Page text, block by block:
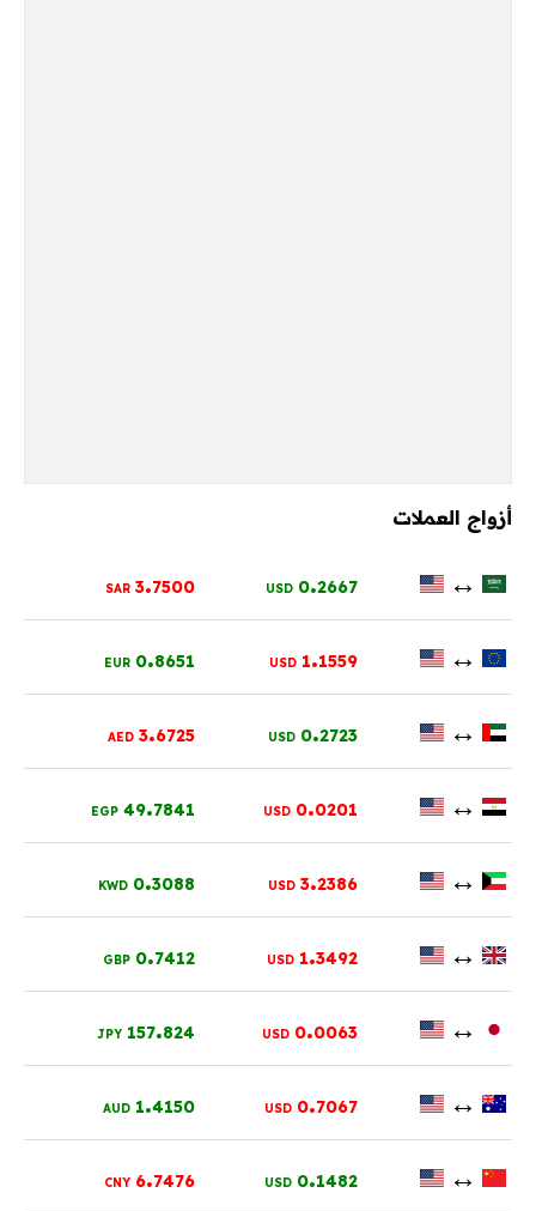
أزواج العملات
↔
0.2667
USD
3.7500
SAR
↔
1.1559
USD
0.8651
EUR
↔
0.2723
USD
3.6725
AED
↔
0.0201
USD
49.7841
EGP
↔
3.2386
USD
0.3088
KWD
↔
1.3492
USD
0.7412
GBP
↔
0.0063
USD
157.824
JPY
↔
0.7067
USD
1.4150
AUD
↔
0.1482
USD
6.7476
CNY